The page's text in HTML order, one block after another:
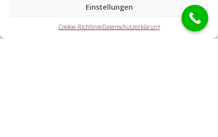
Einstellungen
Cookie-RichtlinieDatenschutzerklärung
Schlüsseldienst Spezialisten?
Die Partner erledigen alle Leistungen, welche Sie von einem